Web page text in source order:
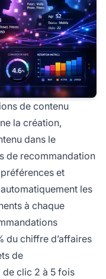
de contenu
la création,
dans le
de recommandation
et
les
à chaque
du chiffre d’affaires
de
clic 2 à 5 fois